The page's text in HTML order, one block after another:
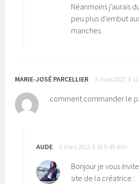
Néanmoins j’aurais
peu plus d’embut
manches.
MARIE-JOSÉ PARCELLIER 3 mars 2023 à
comment commander le
AUDE 3 mars 2023 à 16 h 49 min
Bonjour je vous
site de la créatrice :